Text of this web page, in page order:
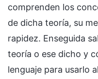
comprenden los
de dicha teoría, su
rapidez. Enseguida
teoría o ese dicho y
lenguaje para usarlo